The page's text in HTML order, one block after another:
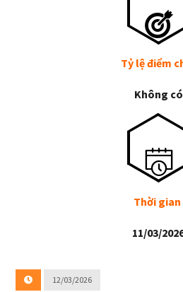
Tỷ lệ điểm
Không có
Thời gian
11/03/
12/03/2026